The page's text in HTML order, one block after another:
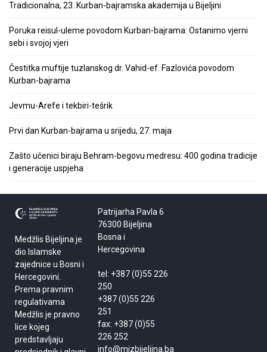
Tradicionalna, 23. Kurban-bajramska akademija u Bijeljini
Poruka reisul-uleme povodom Kurban-bajrama: Ostanimo vjerni
sebi i svojoj vjeri
Čestitka muftije tuzlanskog dr. Vahid-ef. Fazlovića povodom
Kurban-bajrama
Jevmu-Arefe i tekbiri-tešrik
Prvi dan Kurban-bajrama u srijedu, 27. maja
Zašto učenici biraju Behram-begovu medresu: 400 godina tradicije
i generacije uspjeha
Medžlis Bijeljina je
dio Islamske
zajednice u Bosni i
Hercegovini.
Prema pravnim
regulativama
Medžlis je pravno
lice kojeg
predstavljaju
Patrijarha Pavla 6
76300 Bijeljina
Bosna i
Hercegovina
tel: +387 (0)55 226
250
+387 (0)55 226
251
fax: +387 (0)55
226 252
info@mizbijeljina.ba